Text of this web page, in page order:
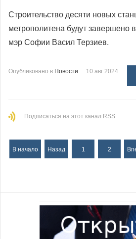
Строительство десяти новых
метрополитена будут завершено
мэр Софии Васил Терзиев.
Опубликовано в Новости 10 авг 2024
Подписаться на этот канал RSS
В начало Назад 1 2